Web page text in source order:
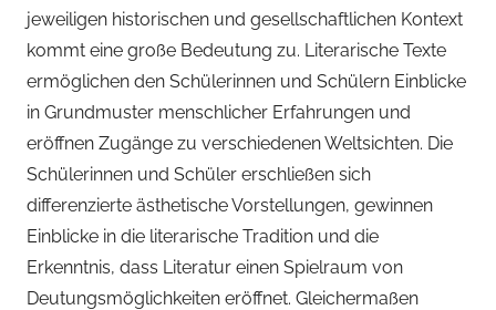
jeweiligen historischen und gesellschaftlichen Kontext
kommt eine große Bedeutung zu. Literarische Texte
ermöglichen den Schülerinnen und Schülern Einblicke
in Grundmuster menschlicher Erfahrungen und
eröffnen Zugänge zu verschiedenen Weltsichten. Die
Schülerinnen und Schüler erschließen sich
differenzierte ästhetische Vorstellungen, gewinnen
Einblicke in die literarische Tradition und die
Erkenntnis, dass Literatur einen Spielraum von
Deutungsmöglichkeiten eröffnet. Gleichermaßen